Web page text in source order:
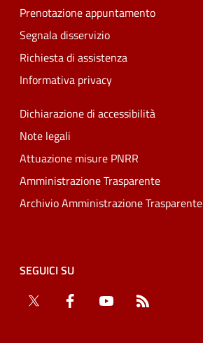
Prenotazione appuntamento
Segnala disservizio
Richiesta di assistenza
Informativa privacy
Dichiarazione di accessibilità
Note legali
Attuazione misure PNRR
Amministrazione Trasparente
Archivio Amministrazione Trasparente
SEGUICI SU
Twitter
Facebook YouTube